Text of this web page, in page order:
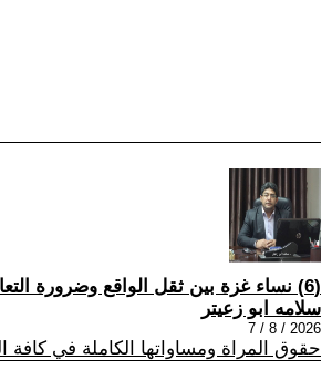
(6) نساء غزة بين ثقل الواقع وضرورة التعافي
سلامه ابو زعيتر
2026 / 8 / 7
حقوق المراة ومساواتها الكاملة في كافة